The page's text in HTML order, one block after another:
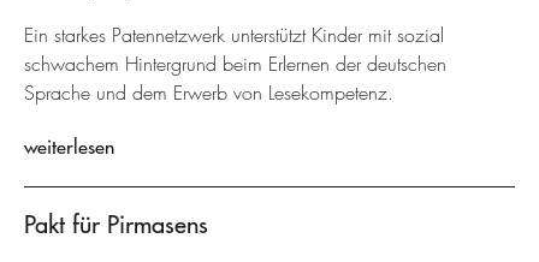
Ein starkes Patennetzwerk unterstützt Kinder mit sozial
schwachem Hintergrund beim Erlernen der deutschen
Sprache und dem Erwerb von Lesekompetenz.
weiterlesen
Pakt für Pirmasens